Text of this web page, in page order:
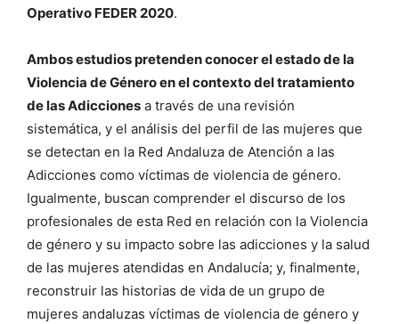
Operativo FEDER 2020.
Ambos estudios pretenden conocer el estado de la
Violencia de Género en el contexto del tratamiento
de las Adicciones a través de una revisión
sistemática, y el análisis del perfil de las mujeres que
se detectan en la Red Andaluza de Atención a las
Adicciones como víctimas de violencia de género.
Igualmente, buscan comprender el discurso de los
profesionales de esta Red en relación con la Violencia
de género y su impacto sobre las adicciones y la salud
de las mujeres atendidas en Andalucía; y, finalmente,
reconstruir las historias de vida de un grupo de
mujeres andaluzas víctimas de violencia de género y